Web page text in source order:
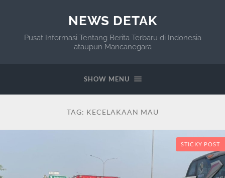
NEWS DETAK
Pusat Informasi Tentang Berita Terbaru di Indonesia
ataupun Mancanegara
SHOW MENU
TAG: KECELAKAAN MAU
STICKY POST